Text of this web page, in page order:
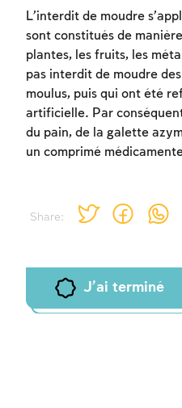
Share:
L’interdit de moudre
sont constitués de
plantes, les fruits, les
pas interdit de moudre
moulus, puis qui ont été
artificielle. Par
du pain, de la galette
un comprimé
J'ai terminé
Inscription
Afin d'enregistrer ce
vous devez vous
Inscription